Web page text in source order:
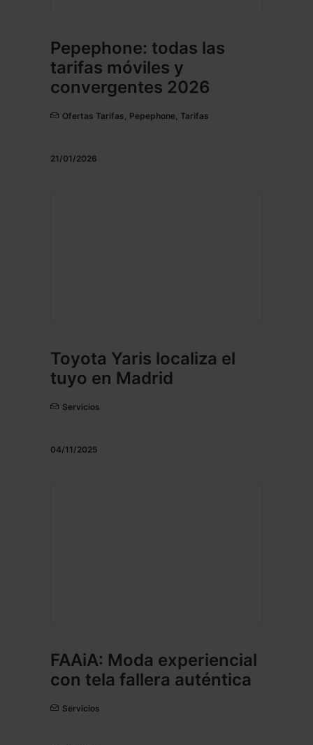
Pepephone: todas las
tarifas móviles y
convergentes 2026
Ofertas Tarifas, Pepephone, Tarifas
21/01/2026
Toyota Yaris localiza el
tuyo en Madrid
Servicios
04/11/2025
FAAiA: Moda experiencial
con tela fallera auténtica
Servicios